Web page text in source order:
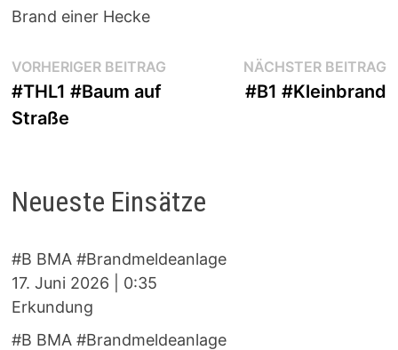
Brand einer Hecke
Beitragsnavigation
VORHERIGER BEITRAGVorheriger
#THL1 #Baum auf
Straße
NÄCHSTER BEITRAG
#B1 #Kleinbrand
Neueste Einsätze
#B BMA #Brandmeldeanlage
17. Juni 2026
0:35
Erkundung
#B BMA #Brandmeldeanlage